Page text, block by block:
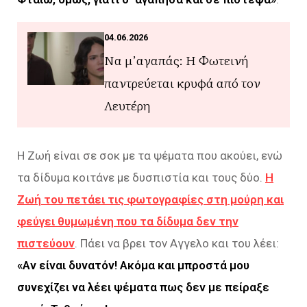
04.06.2026
Να μ’αγαπάς: Η Φωτεινή
παντρεύεται κρυφά από τον
Λευτέρη
Η Ζωή είναι σε σοκ με τα ψέματα που ακούει, ενώ
τα δίδυμα κοιτάνε με δυσπιστία και τους δύο. Η
Ζωή του πετάει τις φωτογραφίες στη μούρη και
φεύγει θυμωμένη που τα δίδυμα δεν την
πιστεύουν . Πάει να βρει τον Αγγελο και του λέει:
«Αν είναι δυνατόν! Ακόμα και μπροστά μου
συνεχίζει να λέει ψέματα πως δεν με πείραξε